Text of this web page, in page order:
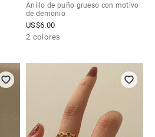
Anillo de puño grueso con motivo
de demonio
US$6.00
2 colores